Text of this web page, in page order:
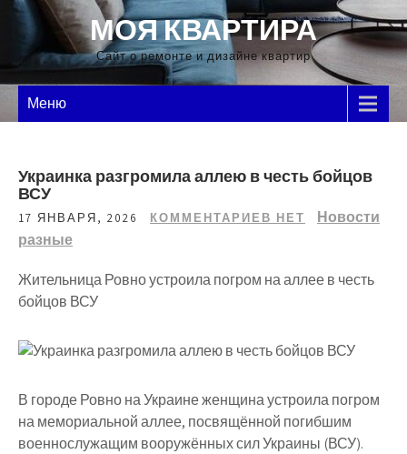
Перейти
содержимому
МОЯ КВАРТИРА
Сайт о ремонте и дизайне квартир
Меню
Украинка разгромила аллею в честь бойцов
ВСУ
17 ЯНВАРЯ, 2026 КОММЕНТАРИЕВ НЕТ
Новости
разные
Жительница Ровно устроила погром на аллее в честь
бойцов ВСУ
В городе Ровно на Украине женщина устроила погром
на мемориальной аллее, посвящённой погибшим
военнослужащим вооружённых сил Украины (ВСУ).